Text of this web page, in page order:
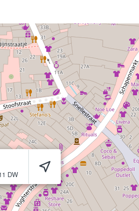
DW